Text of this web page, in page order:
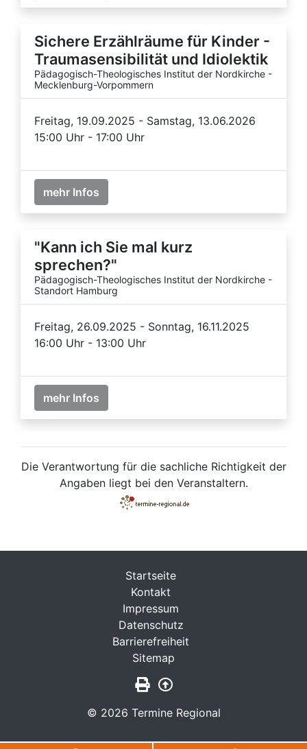
Sichere Erzählräume für Kinder -
Traumasensibilität und Idiolektik
Pädagogisch-Theologisches Institut der Nordkirche -
Mecklenburg-Vorpommern
Freitag, 19.09.2025 - Samstag, 13.06.2026
15:00 Uhr - 17:00 Uhr
mehr Infos
"Kann ich Sie mal kurz
sprechen?"
Pädagogisch-Theologisches Institut der Nordkirche -
Standort Hamburg
Freitag, 26.09.2025 - Sonntag, 16.11.2025
16:00 Uhr - 13:00 Uhr
mehr Infos
Die Verantwortung für die sachliche Richtigkeit der
Angaben liegt bei den Veranstaltern.
© 2026 Termine Regional
Startseite
Kontakt
Impressum
Datenschutz
Barrierefreiheit
Sitemap
Seite drucken
Zurück nach oben